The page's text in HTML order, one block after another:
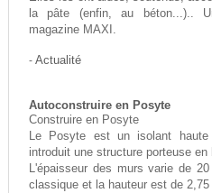
la pâte (enfin, au béton...)..
magazine MAXI.
- Actualité
Autoconstruire en Posyte
Construire en Posyte
Le Posyte est un isolant
introduit une structure porteuse en
L'épaisseur des murs varie de
classique et la hauteur est de